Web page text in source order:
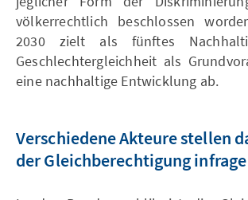
völkerrechtlich beschlossen
2030 zielt als fünftes
Geschlechtergleichheit als
eine nachhaltige Entwicklung ab.
Verschiedene Akteure stellen
der Gleichberechtigung infrage